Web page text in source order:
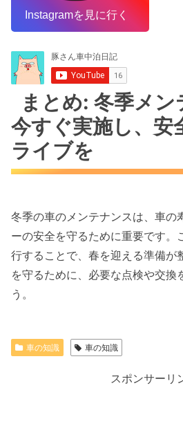
Instagramを見に行く
まとめ: 冬季メ
今すぐ実施し、安
ライブを
冬季の車のメンテナンスは、車の
ーの安全を守るために重要です。
行することで、春を迎える準備が
を守るために、必要な点検や交換
う。
車の知識 車の知識
スポンサーリ